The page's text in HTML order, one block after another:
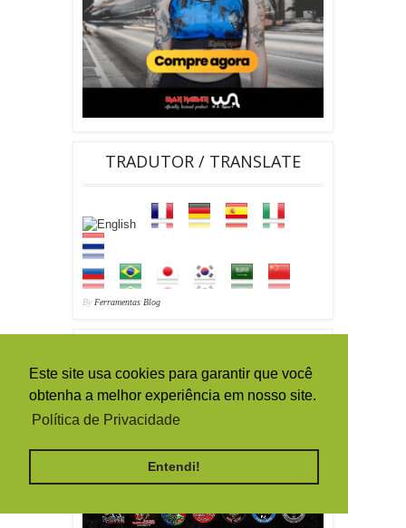
Este site usa cookies para garantir que você
obtenha a melhor experiência em nosso site.
Política de Privacidade
Entendi!
TRADUTOR / TRANSLATE
By Ferramentas Blog